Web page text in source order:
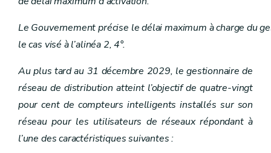
Chapitre V Accès aux réseaux
Art. 27
Art. 28
Chapitre V
Accès aux réseaux
Art. 26
Art. 27
Art. 28
Art. 29
Chapitre VI
Fournisseurs et intermédiaires
Art. 30
Art. 31
Le Gouvernement précise le délai maximum à charge du
le cas visé à l’alinéa 2, 4°.
Au plus tard au 31 décembre 2029, le gestionnaire de
réseau de distribution atteint l’objectif de quatre-vingt
pour cent de compteurs intelligents installés sur son
réseau pour les utilisateurs de réseaux répondant à
l’une des caractéristiques suivantes :